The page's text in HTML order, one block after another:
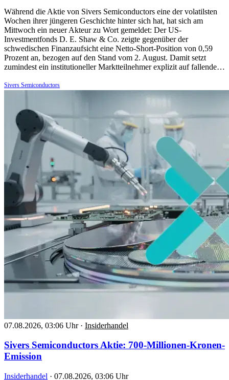
Während die Aktie von Sivers Semiconductors eine der volatilsten
Wochen ihrer jüngeren Geschichte hinter sich hat, hat sich am
Mittwoch ein neuer Akteur zu Wort gemeldet: Der US-
Investmentfonds D. E. Shaw & Co. zeigte gegenüber der
schwedischen Finanzaufsicht eine Netto-Short-Position von 0,59
Prozent an, bezogen auf den Stand vom 2. August. Damit setzt
zumindest ein institutioneller Marktteilnehmer explizit auf fallende…
Sivers Semiconductors
07.08.2026, 03:06 Uhr · Insiderhandel
Sivers Semiconductors Aktie: 700-Millionen-Kronen-
Emission
Insiderhandel · 07.08.2026, 03:06 Uhr